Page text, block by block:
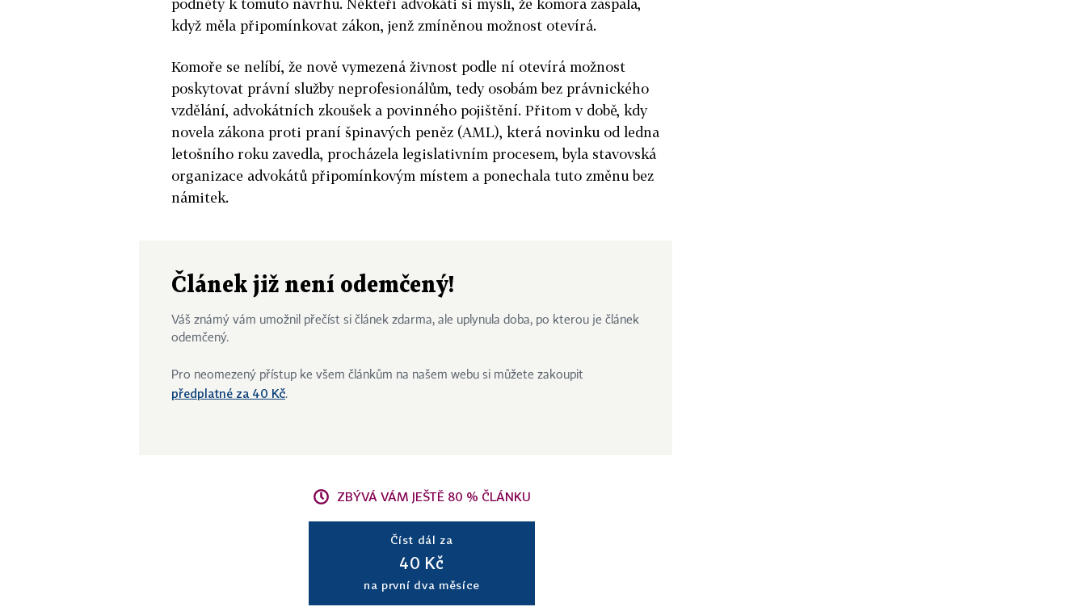
když měla připomínkovat zákon, jenž zmíněnou možnost otevírá.
Komoře se nelíbí, že nově vymezená živnost podle ní otevírá možnost
poskytovat právní služby neprofesionálům, tedy osobám bez právnického
vzdělání, advokátních zkoušek a povinného pojištění. Přitom v době, kdy
novela zákona proti praní špinavých peněz (AML), která novinku od ledna
letošního roku zavedla, procházela legislativním procesem, byla stavovská
organizace advokátů připomínkovým místem a ponechala tuto změnu bez
námitek.
Článek již není odemčený!
Váš známý vám umožnil přečíst si článek zdarma, ale uplynula doba, po kterou je článek
odemčený.
Pro neomezený přístup ke všem článkům na našem webu si můžete zakoupit
předplatné za 40 Kč.
ZBÝVÁ VÁM JEŠTĚ 80 % ČLÁNKU
Číst dál za
40 Kč
na první dva měsíce